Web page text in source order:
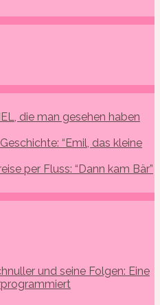
die man gesehen haben
“Emil, das kleine
per Fluss: “Dann kam Bär”
und seine Folgen: Eine